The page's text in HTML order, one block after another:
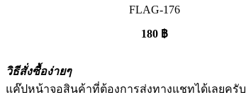
FLAG-176
180 ฿
วิธีสั่งซื้อง่ายๆ
แค๊ปหน้าจอสินค้าที่ต้องการส่งทางแชทได้เลยครับ